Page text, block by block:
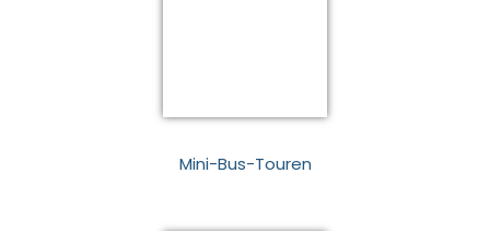
Mini-Bus-Touren